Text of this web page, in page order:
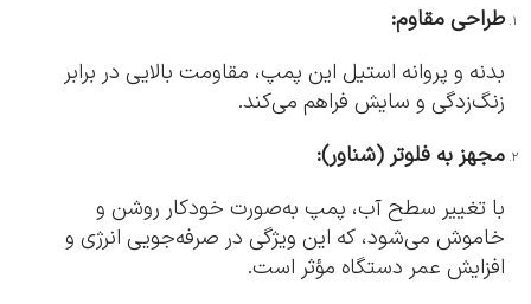
طراحی مقاوم:
بدنه و پروانه استیل این پمپ، مقاومت بالایی در برابر
زنگ‌زدگی و سایش فراهم می‌کند.
مجهز به فلوتر (شناور):
با تغییر سطح آب، پمپ به‌صورت خودکار روشن و
خاموش می‌شود، که این ویژگی در صرفه‌جویی انرژی و
افزایش عمر دستگاه مؤثر است.